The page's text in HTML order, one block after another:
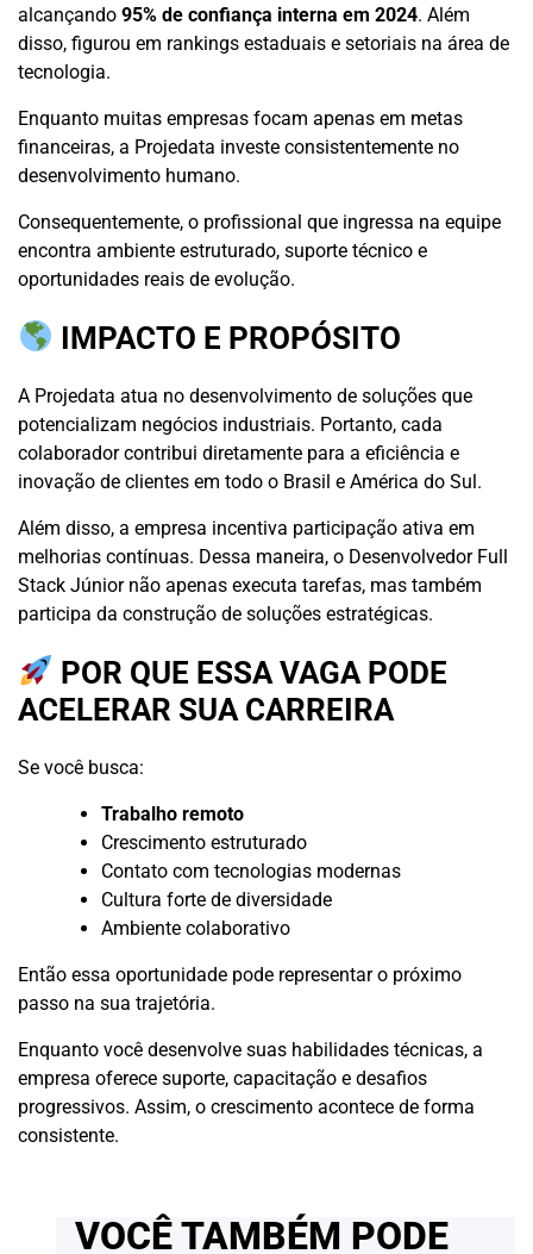
alcançando 95% de confiança interna em 2024. Além
disso, figurou em rankings estaduais e setoriais na área de
tecnologia.
Enquanto muitas empresas focam apenas em metas
financeiras, a Projedata investe consistentemente no
desenvolvimento humano.
Consequentemente, o profissional que ingressa na equipe
encontra ambiente estruturado, suporte técnico e
oportunidades reais de evolução.
IMPACTO E PROPÓSITO
A Projedata atua no desenvolvimento de soluções que
potencializam negócios industriais. Portanto, cada
colaborador contribui diretamente para a eficiência e
inovação de clientes em todo o Brasil e América do Sul.
Além disso, a empresa incentiva participação ativa em
melhorias contínuas. Dessa maneira, o Desenvolvedor Full
Stack Júnior não apenas executa tarefas, mas também
participa da construção de soluções estratégicas.
POR QUE ESSA VAGA PODE
ACELERAR SUA CARREIRA
Se você busca:
Trabalho remoto
Crescimento estruturado
Contato com tecnologias modernas
Cultura forte de diversidade
Ambiente colaborativo
Então essa oportunidade pode representar o próximo
passo na sua trajetória.
Enquanto você desenvolve suas habilidades técnicas, a
empresa oferece suporte, capacitação e desafios
progressivos. Assim, o crescimento acontece de forma
consistente.
VOCÊ TAMBÉM PODE